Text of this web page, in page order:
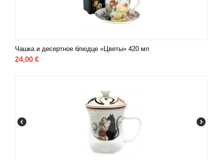
Чашка и десертное блюдце «Цветы» 420 мл
24,00 €